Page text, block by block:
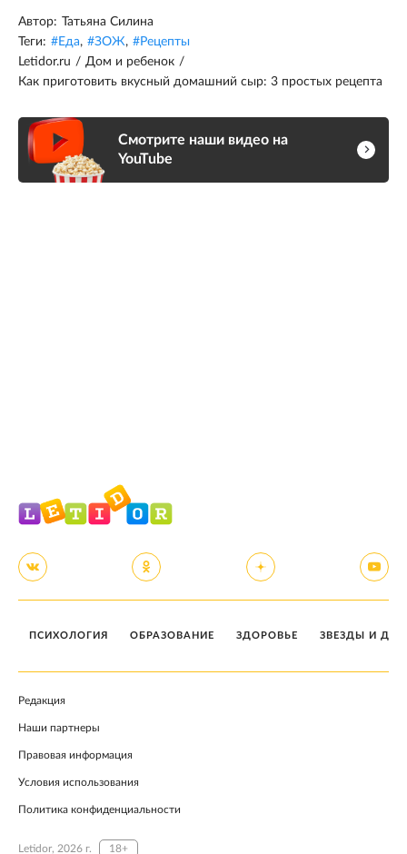
Автор: Татьяна Силина
Теги: #Еда, #ЗОЖ, #Рецепты
Letidor.ru / Дом и ребенок /
Как приготовить вкусный домашний сыр: 3 простых рецепта
Смотрите наши видео на
YouTube
ПСИХОЛОГИЯ ОБРАЗОВАНИЕ ЗДОРОВЬЕ ЗВЕЗДЫ И
Редакция
Наши партнеры
Правовая информация
Условия использования
Политика конфиденциальности
Letidor, 2026 г. 18+